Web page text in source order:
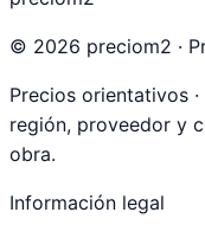
© 2026 preciom2 ·
Precios orientativos
región, proveedor y
obra.
Información legal